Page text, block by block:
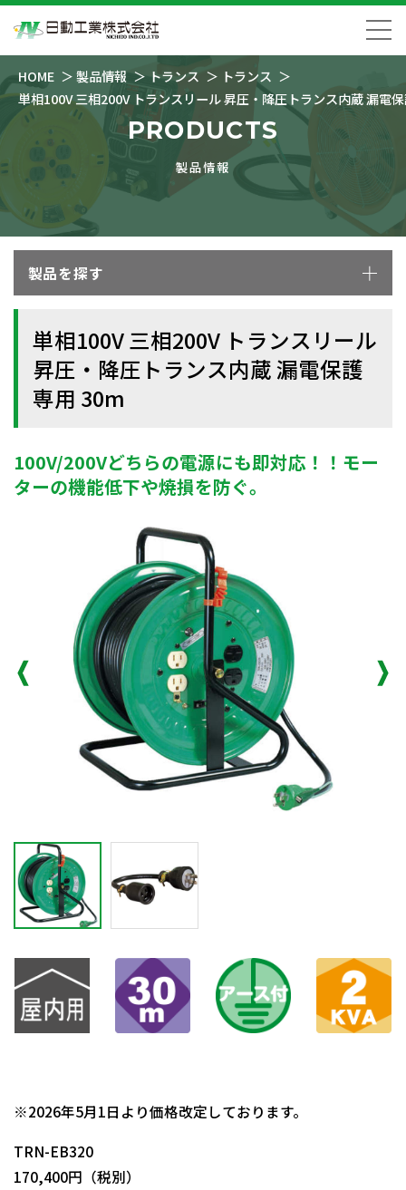
HOME 製品情報 トランス
トランス
単相100V 三相200V トランスリール 昇圧・降圧トランス内蔵 漏電
PRODUCTS
製品情報
製品を探す
単相100V 三相200V トランスリール
昇圧・降圧トランス内蔵 漏電保護
専用 30m
100V/200Vどちらの電源にも即対応！！モー
ターの機能低下や焼損を防ぐ。
※2026年5月1日より価格改定しております。
TRN-EB320
170,400円（税別）